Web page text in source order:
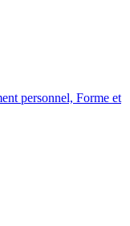
personnel, Forme et